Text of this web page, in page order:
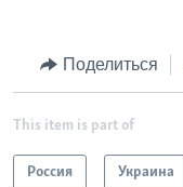
Поделиться
This item is part of
Россия Украина